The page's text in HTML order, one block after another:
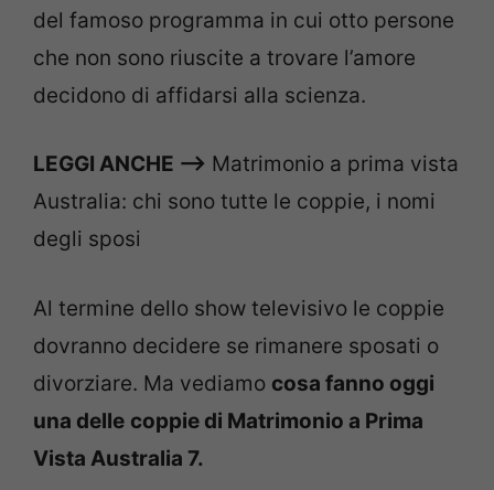
del famoso programma in cui otto persone
che non sono riuscite a trovare l’amore
decidono di affidarsi alla scienza.
LEGGI ANCHE –> Matrimonio a prima vista
Australia: chi sono tutte le coppie, i nomi
degli sposi
Al termine dello show televisivo le coppie
dovranno decidere se rimanere sposati o
divorziare. Ma vediamo cosa fanno oggi
una delle coppie di Matrimonio a Prima
Vista Australia 7.